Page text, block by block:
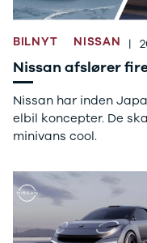
5
Fiat
Se
500
500e
Tipo
BILNYT NISSAN |
Nissan afslører
Nissan har inden
elbil koncepter. De
minivans cool.